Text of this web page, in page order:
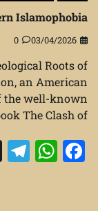
Islamophobia
03/04/2026
0
Roots of
an American
the well-known
The Clash of […]